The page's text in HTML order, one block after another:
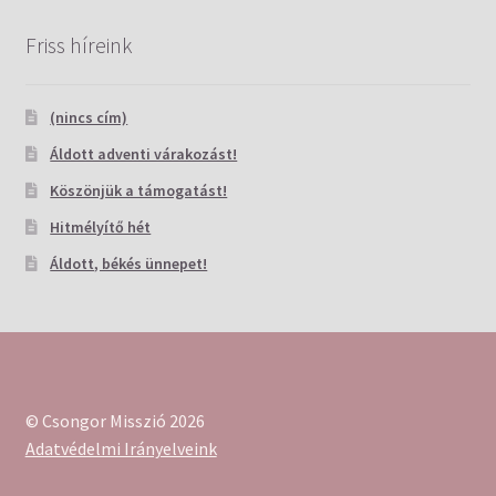
Friss híreink
(nincs cím)
Áldott adventi várakozást!
Köszönjük a támogatást!
Hitmélyítő hét
Áldott, békés ünnepet!
© Csongor Misszió 2026
Adatvédelmi Irányelveink